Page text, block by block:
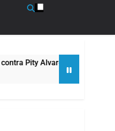
Alvarez